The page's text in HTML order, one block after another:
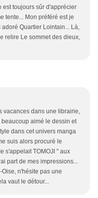
est toujours sûr d'apprécier
tente... Mon préféré est je
Quartier Lointain... Là,
relire Le sommet des dieux,
vacances dans une librairie,
aimé le dessin et
dans cet univers manga
suis alors procuré le
s'appelait TOMOJI " aux
part de mes impressions...
Oise, n'hésite pas une
vaut le détour...